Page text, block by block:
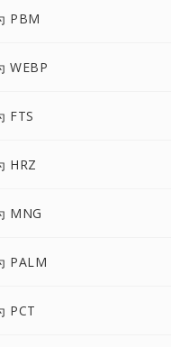
PBM
WEBP
FTS
HRZ
MNG
PALM
PCT